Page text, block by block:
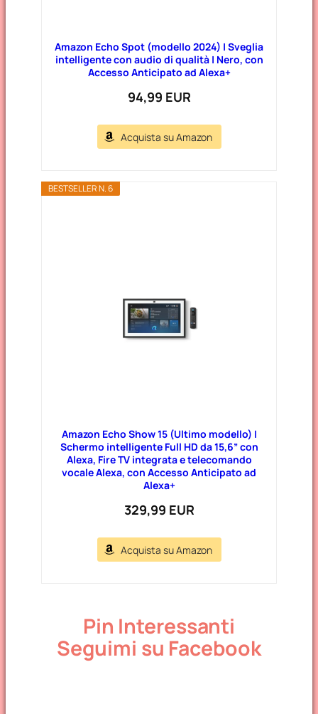
Amazon Echo Spot (modello 2024) | Sveglia
intelligente con audio di qualità | Nero, con
Accesso Anticipato ad Alexa+
94,99 EUR
Acquista su Amazon
BESTSELLER N. 6
Amazon Echo Show 15 (Ultimo modello) |
Schermo intelligente Full HD da 15,6” con
Alexa, Fire TV integrata e telecomando
vocale Alexa, con Accesso Anticipato ad
Alexa+
329,99 EUR
Acquista su Amazon
Pin Interessanti
Seguimi su Facebook